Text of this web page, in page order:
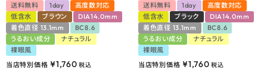
送料無料 1day
高度数対応
低含水
ブラウン
DIA14.0mm
着色直径 13.1mm
BC8.6
うるおい成分
ナチュラル
裸眼風
当店特別価格 ¥1,760 税込
送料無料 1day
高度数対応
低含水
ブラック
DIA14.0mm
着色直径 13.1mm
BC8.6
うるおい成分
ナチュラル
裸眼風
当店特別価格 ¥1,760 税込